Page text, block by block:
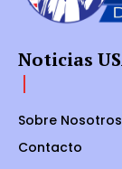
Noticias
Sobre Nosotros
Contacto